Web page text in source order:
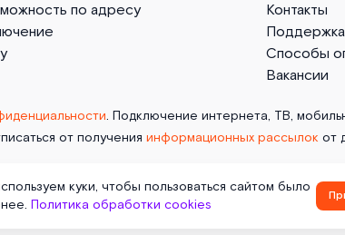
по адресу
Контакты
Поддержка
Способы
Вакансии
. Подключение интернета, ТВ,
от получения информационных рассылок от
куки, чтобы пользоваться сайтом было
Политика обработки cookies